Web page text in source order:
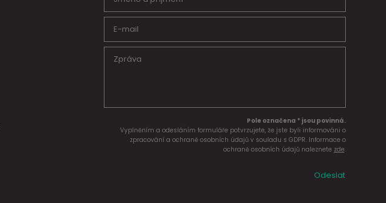
Pole označena * jsou povinná.
Vyplněním a odesláním formuláře potvrzujete, že jste byli informováni o
zpracování a ochraně osobních údajů v souladu s GDPR. Informace o
ochraně osobních údajů naleznete zde.
Odeslat